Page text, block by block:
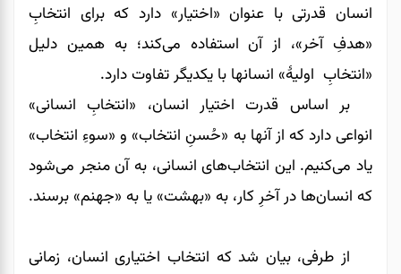
انسان قدرتی با عنوان «اختیار» دارد که برای انتخابِ
«هدفِ آخر»، از آن استفاده می‌کند؛ به همین دلیل
«انتخابِ اولیۀ» انسانها با یکدیگر تفاوت دارد.
بر اساس قدرت اختیار انسان، «انتخابِ انسانی»
انواعی دارد که از آنها به «حُسنِ انتخاب» و «سوءِ انتخاب»
یاد می‌کنیم. این انتخاب‌های انسانی، به آن منجر می‌شود
که انسان‌ها در آخرِ کار، به «بهشت» یا به «جهنم» برسند.
از طرفی، بیان شد که انتخاب اختیاری انسان، زمانی